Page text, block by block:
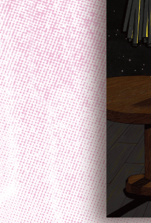
가장 나 다운 것
면
하기 어려운 것
지 방법
이유
가 태어났다
리는 이유
람의 특징
다면